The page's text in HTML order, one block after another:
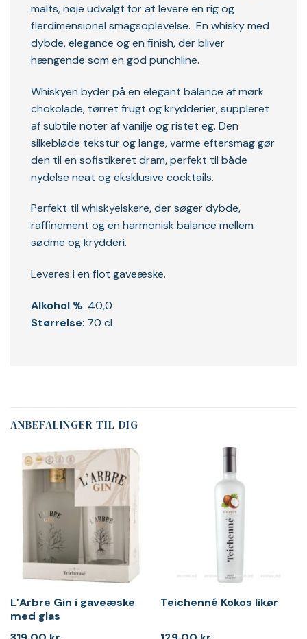
malts, nøje udvalgt for at levere en rig og
flerdimensionel smagsoplevelse. En whisky med
dybde, elegance og en finish, der bliver
hængende som en god punchline.
Whiskyen byder på en elegant balance af mørk
chokolade, tørret frugt og krydderier, suppleret
af subtile noter af vanilje og ristet eg. Den
silkebløde tekstur og lange, varme eftersmag gør
den til en sofistikeret dram, perfekt til både
nydelse neat og eksklusive cocktails.
Perfekt til whiskyelskere, der søger dybde,
raffinement og en harmonisk balance mellem
sødme og krydderi.
Leveres i en flot gaveæske.
Alkohol %: 40,0
Størrelse: 70 cl
ANBEFALINGER TIL DIG
L’Arbre Gin i gaveæske
med glas
Teichenné Kokos likør